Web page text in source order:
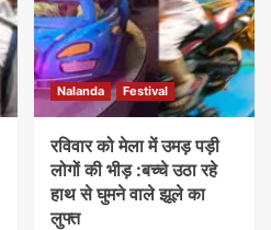
Nalanda Festival
रविवार को मेला में उमड़ पड़ी
लोगों की भीड़ :बच्चे उठा रहे
हाथ से घुमने वाले झूले का
लुफ्त